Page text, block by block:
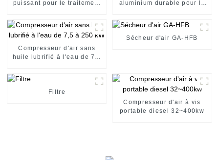
puissant pour le traitement
aluminium durable pour le
Compresseur d'air sans
huile lubrifié à l'eau de 7,5
Sécheur d'air GA-HFB
Filtre
Compresseur d'air à vis
portable diesel 32~400kw